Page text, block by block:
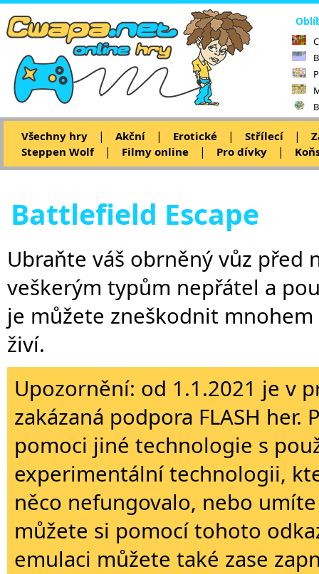
Všechny hry | Akční | Erotické | Střílecí |
Steppen Wolf
| Filmy online | Pro dívky |
Battlefield Escape
Ubraňte váš obrněný vůz
veškerým typům nepřátel a
je můžete zneškodnit
živí.
Upozornění: od 1.1.2021 je v
zakázaná podpora FLASH
pomoci jiné technologie s
experimentální technologii,
něco nefungovalo, nebo
můžete si pomocí tohoto
emulaci můžete také zase